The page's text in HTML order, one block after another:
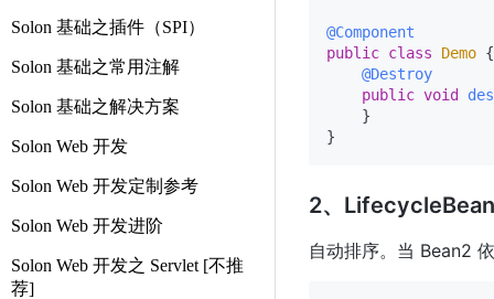
Solon 基础之插件（SPI）
Solon 基础之常用注解
Solon 基础之解决方案
Solon Web 开发
Solon Web 开发定制参考
Solon Web 开发进阶
Solon Web 开发之 Servlet [不推
荐]
@Component
public class Demo {
@Destroy
public void
    }
2、
自动排序。当 Bean2